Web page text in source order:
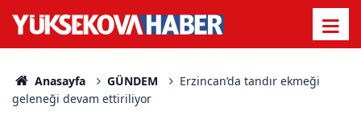
Anasayfa GÜNDEM
Erzincan’da tandır ekmeği
geleneği devam ettiriliyor